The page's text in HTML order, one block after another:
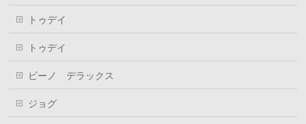
トゥデイ
トゥデイ
ビーノ デラックス
ジョグ